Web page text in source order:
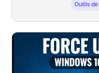
Outils